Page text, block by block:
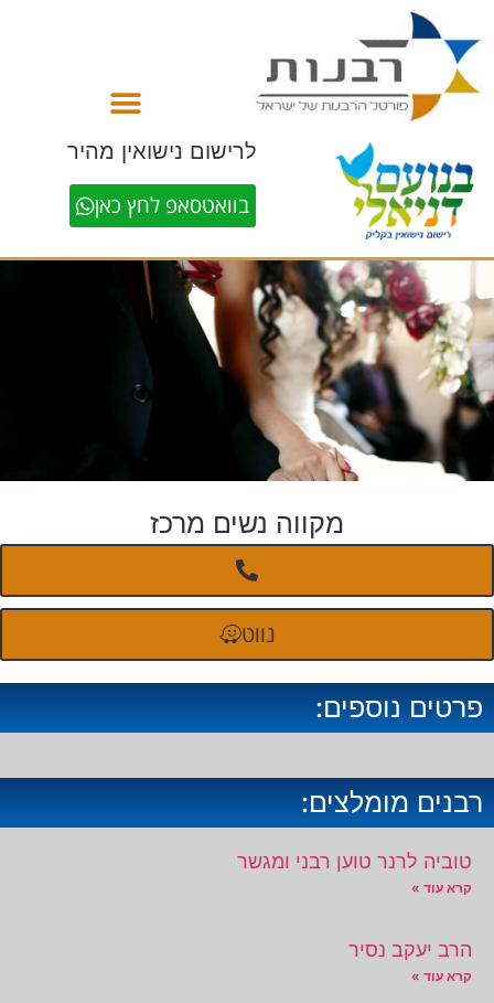
לרישום נישואין מהיר
בוואטסאפ לחץ כאן
מקווה נשים מרכז
נווט
פרטים נוספים:
רבנים מומלצים:
טוביה לרנר טוען רבני ומגשר
קרא עוד »
הרב יעקב נסיר
קרא עוד »